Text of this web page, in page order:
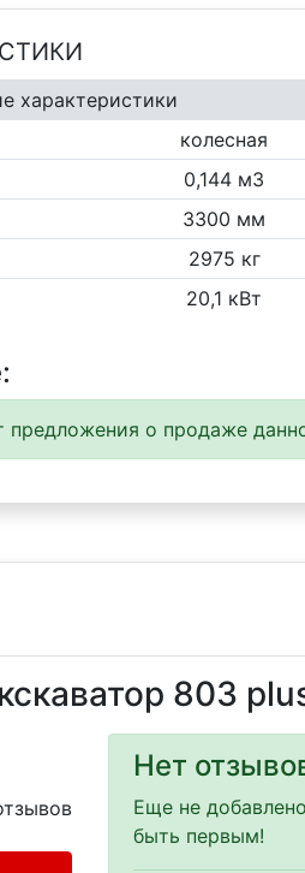
характеристики
колесная
0,144 м3
3300 мм
2975 кг
20,1 кВт
о продаже
803
Нет
Еще не
быть первым!